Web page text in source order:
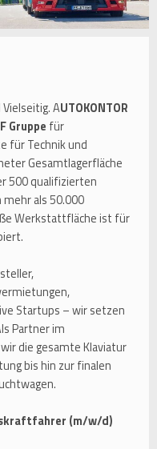
AUTOKONTOR
Gruppe für
für Technik und
Gesamtlagerfläche
500 qualifizierten
als 50.000
Werkstattfläche ist für
Startups – wir setzen
Partner im
die gesamte Klaviatur
bis hin zur finalen
(m/w/d)